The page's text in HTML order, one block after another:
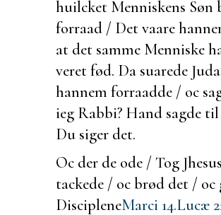
huilcket Menniskens Søn
forraad / Det vaare
at det samme Menniske
veret fød. Da suarede
hannem forraadde / oc
ieg Rabbi? Hand sagde
Du siger det.
Oc der de ode / Tog
tackede / oc brød det / oc
DiscipleneMarci 14.Lucæ